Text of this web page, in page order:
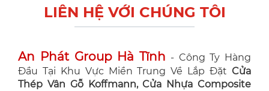
LIÊN HỆ VỚI CHÚNG TÔI
An Phát Group Hà Tĩnh - Công Ty Hàng
Đầu Tại Khu Vực Miền Trung Về Lắp Đặt Cửa
Thép Vân Gỗ Koffmann, Cửa Nhựa Composite